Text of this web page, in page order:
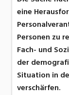
eine
Personen zu
Fach- und
der
Situation in
verschärfen.